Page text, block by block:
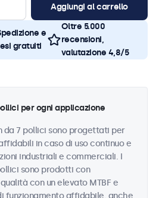
Aggiungi al carrello
e
gratuiti
Oltre 5.000
recensioni,
valutazione 4,8/5
per ogni applicazione
da 7 pollici sono progettati per
in caso di uso continuo e
industriali e commerciali. I
sono prodotti con
con un elevato MTBF e
funzionamento affidabile, anche